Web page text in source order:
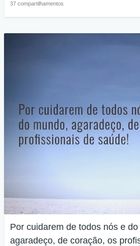
37 compartilhamentos
Por cuidarem de todos nós e
agaradeço, de coração, os